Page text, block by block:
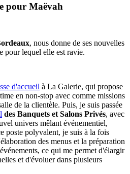
pour Maëvah
, nous donne de ses nouvelles
pour lequel elle est ravie.
d'accueil à La Galerie, qui propose
en non-stop avec comme missions
de la clientèle. Puis, je suis passée
des Banquets et Salons Privés, avec
univers mêlant événementiel,
poste polyvalent, je suis à la fois
des menus et la préparation
ce qui me permet d'élargir
et d'évoluer dans plusieurs